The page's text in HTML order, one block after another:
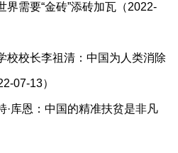
需要“金砖”添砖加瓦（2022-
校校长李祖清：中国为人类消除
07-13）
·库恩：中国的精准扶贫是非凡